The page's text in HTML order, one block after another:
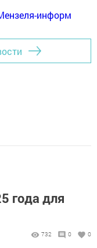
информ
года для
732 0 0